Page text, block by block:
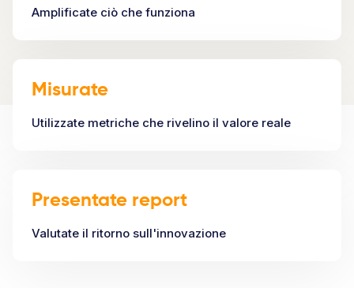
Amplificate ciò che funziona
Misurate
Utilizzate metriche che rivelino il valore reale
Presentate report
Valutate il ritorno sull'innovazione